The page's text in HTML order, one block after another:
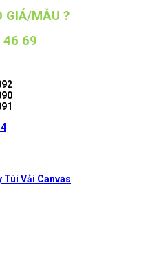
GIÁ/MẪU ?
46 69
Vải Canvas